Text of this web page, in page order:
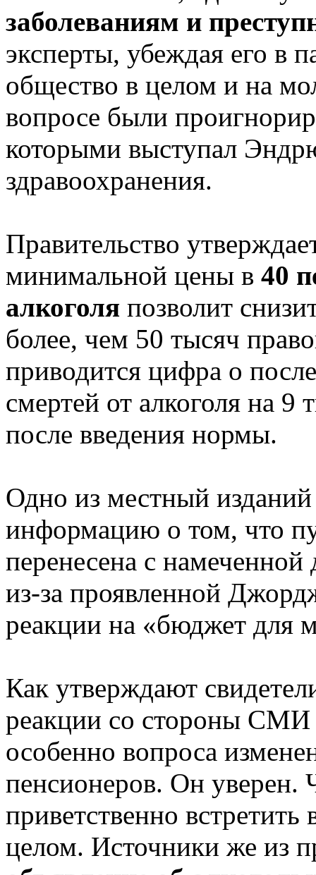
заболеваниям и
эксперты, убеждая его в
общество в целом и на
вопросе были
которыми выступал
здравоохранения.
Правительство
минимальной цены в 40
алкоголя позволит
более, чем 50 тысяч
приводится цифра о
смертей от алкоголя на
после введения нормы.
Одно из местный
информацию о том, что
перенесена с
из-за проявленной
реакции на «бюджет для
Как утверждают
реакции со стороны СМИ
особенно вопроса
пенсионеров. Он уверен.
приветственно
целом. Источники же из